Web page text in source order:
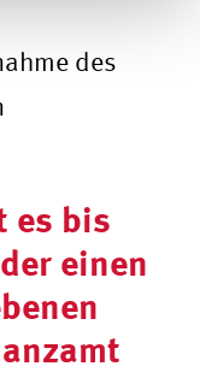
des
es bis
einen